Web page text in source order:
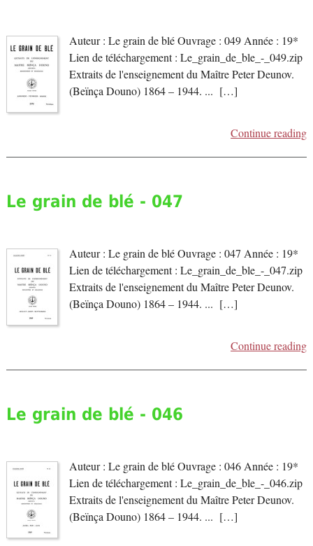
Auteur : Le grain de blé Ouvrage : 049 Année : 19*
Lien de téléchargement : Le_grain_de_ble_-_049.zip
Extraits de l'enseignement du Maître Peter Deunov.
(Beïnça Douno) 1864 – 1944. ... […]
Continue reading
Le grain de blé - 047
Auteur : Le grain de blé Ouvrage : 047 Année : 19*
Lien de téléchargement : Le_grain_de_ble_-_047.zip
Extraits de l'enseignement du Maître Peter Deunov.
(Beïnça Douno) 1864 – 1944. ... […]
Continue reading
Le grain de blé - 046
Auteur : Le grain de blé Ouvrage : 046 Année : 19*
Lien de téléchargement : Le_grain_de_ble_-_046.zip
Extraits de l'enseignement du Maître Peter Deunov.
(Beïnça Douno) 1864 – 1944. ... […]